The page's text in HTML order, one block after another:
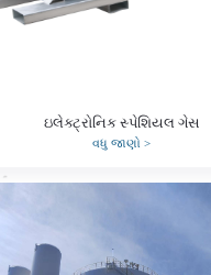
ઇલેક્ટ્રોનિક સ્પેશિયલ ગેસ
વધુ જાણો>